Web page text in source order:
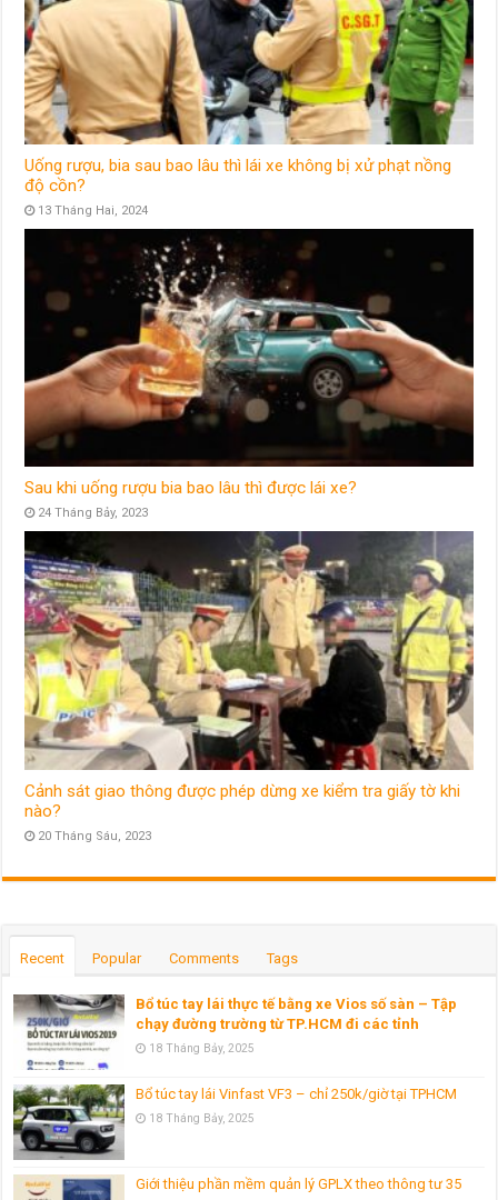
Uống rượu, bia sau bao lâu thì lái xe không bị xử phạt nồng
độ cồn?
13 Tháng Hai, 2024
Sau khi uống rượu bia bao lâu thì được lái xe?
24 Tháng Bảy, 2023
Cảnh sát giao thông được phép dừng xe kiểm tra giấy tờ khi
nào?
20 Tháng Sáu, 2023
Recent Popular Comments Tags
Bổ túc tay lái thực tế bằng xe Vios số sàn – Tập
chạy đường trường từ TP.HCM đi các tỉnh
18 Tháng Bảy, 2025
Bổ túc tay lái Vinfast VF3 – chỉ 250k/giờ tại TPHCM
18 Tháng Bảy, 2025
Giới thiệu phần mềm quản lý GPLX theo thông tư 35